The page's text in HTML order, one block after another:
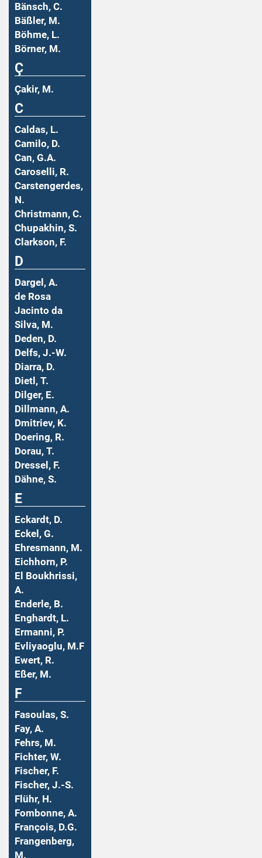
Bänsch, C.
Bäßler, M.
Böhme, L.
Börner, M.
Ç
Çakir, M.
C
Caldas, L.
Camilo, D.
Can, G.A.
Caroselli, R.
Carstengerdes,
N.
Christmann, C.
Chupakhin, S.
Clarkson, F.
D
Dargel, A.
de Rosa
Jacinto da
Silva, M.
Deden, D.
Delfs, J.-W.
Diarra, D.
Dietl, T.
Dilger, E.
Dillmann, A.
Dmitriev, K.
Doering, R.
Dorau, T.
Dressel, F.
Dähne, S.
E
Eckardt, D.
Eckel, G.
Ehresmann, M.
Eichhorn, P.
El Boukhrissi,
A.
Enderle, B.
Enghardt, L.
Ermanni, P.
Evliyaoglu, M.F
Ewert, R.
Eßer, M.
F
Fasoulas, S.
Fay, A.
Fehrs, M.
Fichter, W.
Fischer, F.
Fischer, J.-S.
Flühr, H.
Fombonne, A.
François, D.G.
Frangenberg,
M.